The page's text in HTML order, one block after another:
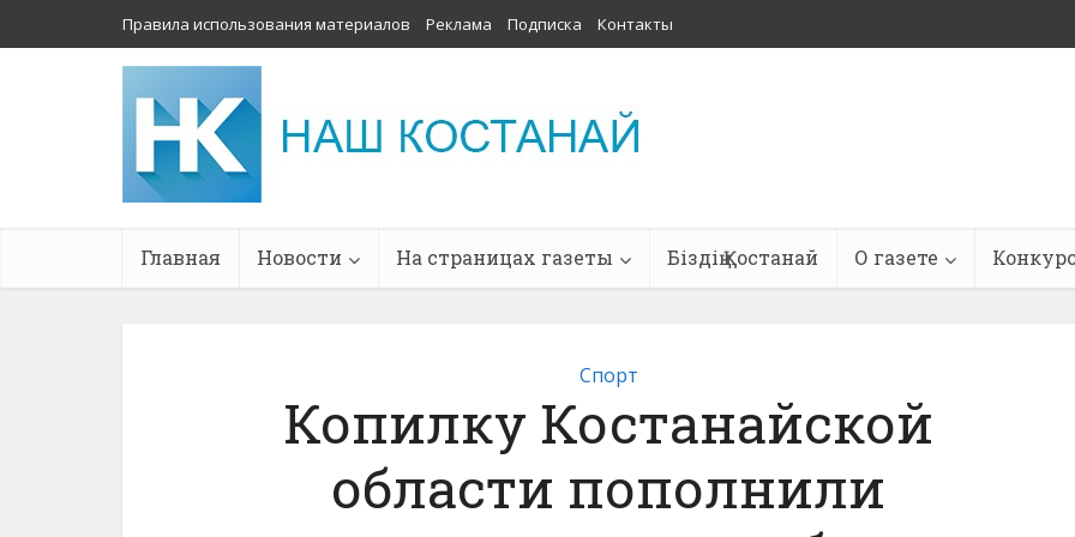
Правила использования материалов Реклама Подписка Контакты
Главная Новости На страницах газеты Біздің Қостанай О газете
Спорт
Копилку Костанайской
области пополнили